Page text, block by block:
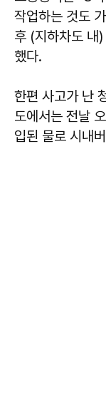
작업하는 것도
후 (지하차도 내
했다.
한편 사고가 난
도에서는 전날
입된 물로 시내